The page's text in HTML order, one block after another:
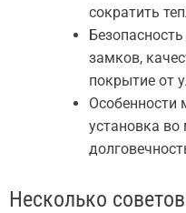
сократить
замков,
покрытие от
Особенности
установка
Несколько